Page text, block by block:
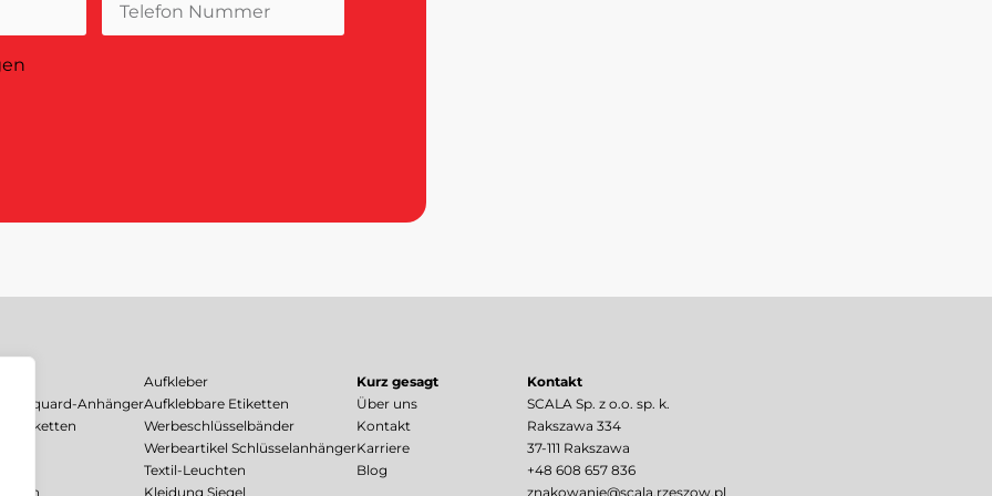
Jacquard-Anhänger
Etiketten
Aufkleber
Aufklebbare Etiketten
Werbeschlüsselbänder
Werbeartikel Schlüsselanhänger
Textil-Leuchten
Kleidung Siegel
Kurz gesagt
Über uns
Kontakt
Karriere
Blog
Kontakt
SCALA Sp. z o.o. sp. k.
Rakszawa 334
37-111 Rakszawa
+48 608 657 836
znakowanie@scala.rzeszow.pl